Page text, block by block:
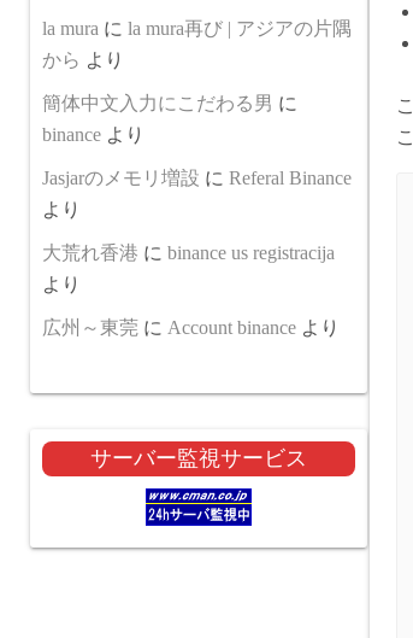
la mura に la mura再び | アジアの片隅
から より
簡体中文入力にこだわる男 に
binance より
Jasjarのメモリ増設 に Referal Binance
より
大荒れ香港 に binance us registracija
より
広州～東莞 に Account binance より
サーバー監視サービス